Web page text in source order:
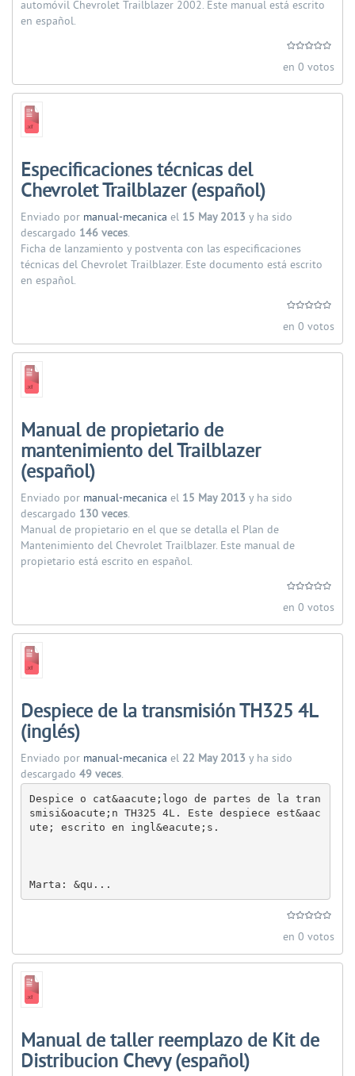
automóvil Chevrolet Trailblazer 2002. Este manual está escrito
en español.
en 0 votos
Especificaciones técnicas del
Chevrolet Trailblazer (español)
Enviado por manual-mecanica el 15 May 2013 y ha sido
descargado 146 veces.
Ficha de lanzamiento y postventa con las especificaciones
técnicas del Chevrolet Trailblazer. Este documento está escrito
en español.
en 0 votos
Manual de propietario de
mantenimiento del Trailblazer
(español)
Enviado por manual-mecanica el 15 May 2013 y ha sido
descargado 130 veces.
Manual de propietario en el que se detalla el Plan de
Mantenimiento del Chevrolet Trailblazer. Este manual de
propietario está escrito en español.
en 0 votos
Despiece de la transmisión TH325 4L
(inglés)
Enviado por manual-mecanica el 22 May 2013 y ha sido
descargado 49 veces.
Despice o cat&aacute;logo de partes de la tran
smisi&oacute;n TH325 4L. Este despiece est&aac
ute; escrito en ingl&eacute;s.
Marta: &qu...
en 0 votos
Manual de taller reemplazo de Kit de
Distribucion Chevy (español)